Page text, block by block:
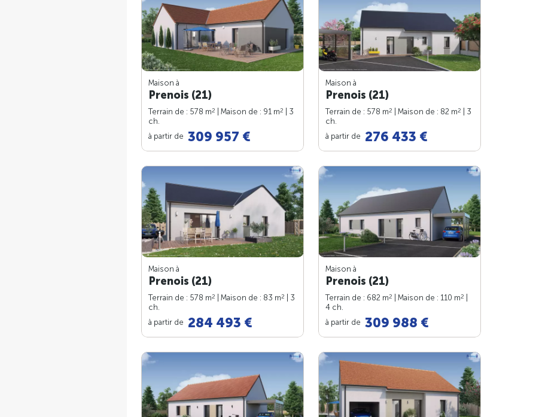
Maison à
Prenois (21)
Terrain de : 578 m2 | Maison de : 91 m2
| 3
ch.
à partir de 309 957 €
Maison à
Prenois (21)
Terrain de : 578 m2 | Maison de : 82 m2
| 3
ch.
à partir de 276 433 €
Maison à
Prenois (21)
Terrain de : 578 m2 | Maison de : 83 m2
| 3
ch.
à partir de 284 493 €
Maison à
Prenois (21)
Terrain de : 682 m2 | Maison de : 110 m2
4 ch.
à partir de 309 988 €